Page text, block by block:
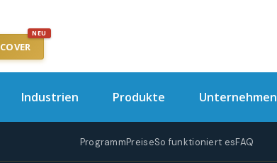
COVER
NEU
Industrien Produkte Unternehmen
ProgrammPreiseSo funktioniert esFAQ